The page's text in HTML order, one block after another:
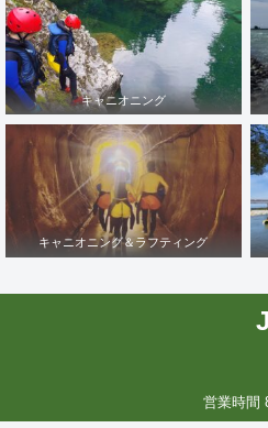
キャニオニング
キャニオニング＆ラフティング
営業時間